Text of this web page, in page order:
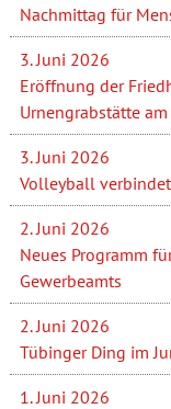
Nachmittag für
3. Juni 2026
Eröffnung der
Urnengrabstätte am
3. Juni 2026
Volleyball
2. Juni 2026
Neues Programm
Gewerbeamts
2. Juni 2026
Tübinger Ding im
1. Juni 2026